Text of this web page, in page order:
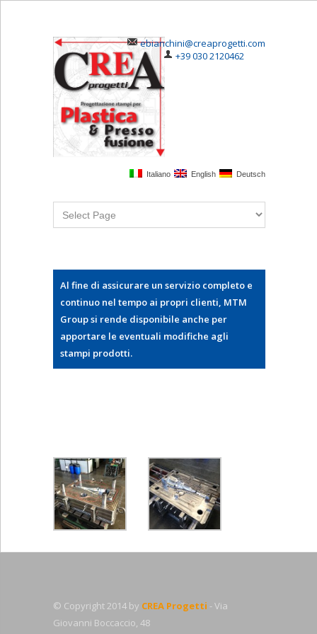
ebianchini@creaprogetti.com
+39 030 2120462
Italiano English Deutsch
Al fine di assicurare un servizio completo e
continuo nel tempo ai propri clienti, MTM
Group si rende disponibile anche per
apportare le eventuali modifiche agli
stampi prodotti.
© Copyright 2014 by CREA Progetti - Via
Giovanni Boccaccio, 48